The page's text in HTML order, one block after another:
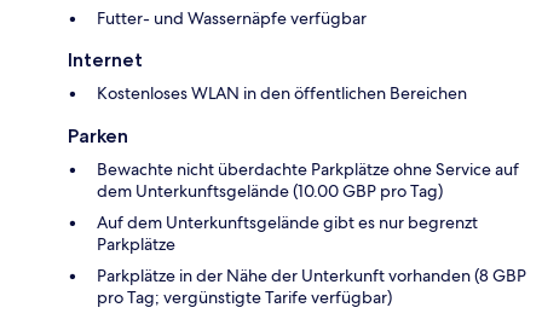
Futter- und Wassernäpfe verfügbar
Internet
Kostenloses WLAN in den öffentlichen Bereichen
Parken
Bewachte nicht überdachte Parkplätze ohne Service auf
dem Unterkunftsgelände (10.00 GBP pro Tag)
Auf dem Unterkunftsgelände gibt es nur begrenzt
Parkplätze
Parkplätze in der Nähe der Unterkunft vorhanden (8 GBP
pro Tag; vergünstigte Tarife verfügbar)